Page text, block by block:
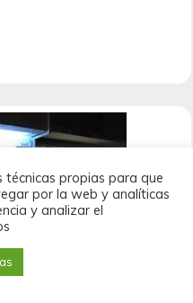
técnicas propias para que
por la web y analíticas
y analizar el